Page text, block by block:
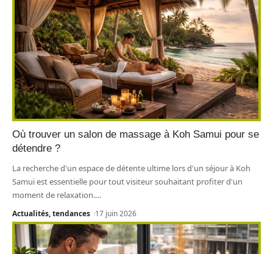
Où trouver un salon de massage à Koh Samui pour se
détendre ?
La recherche d'un espace de détente ultime lors d'un séjour à Koh
Samui est essentielle pour tout visiteur souhaitant profiter d'un
moment de relaxation.…
Actualités, tendances 17 juin 2026